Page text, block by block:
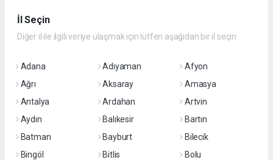
İl Seçin
Diğer il ile ilgili veriye ulaşmak için lütfen aşağıdan bir il seçin
Adana Adıyaman
Afyon
Ağrı
Aksaray
Amasya
Antalya
Ardahan
Artvin
Aydın
Balıkesir
Bartın
Batman
Bayburt
Bilecik
Bingöl
Bitlis
Bolu